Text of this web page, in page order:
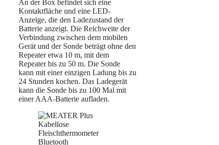
An der Box befindet sich eine
Kontaktfläche und eine LED-
Anzeige, die den Ladezustand der
Batterie anzeigt. Die Reichweite der
Verbindung zwischen dem mobilen
Gerät und der Sonde beträgt ohne den
Repeater etwa 10 m, mit dem
Repeater bis zu 50 m. Die Sonde
kann mit einer einzigen Ladung bis zu
24 Stunden kochen. Das Ladegerät
kann die Sonde bis zu 100 Mal mit
einer AAA-Batterie aufladen.